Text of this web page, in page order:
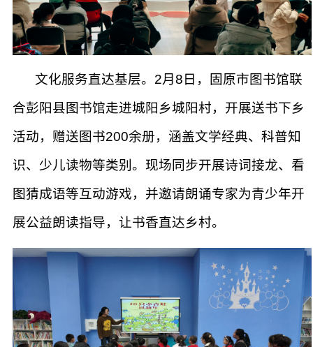
文化服务直达基层。2月8日，固原市图书馆联
合彭阳县图书馆走进城阳乡城阳村，开展送书下乡
活动，赠送图书200余册，涵盖文学经典、科普知
识、少儿读物等类别。现场同步开展诗词接龙、看
图猜成语等互动游戏，并邀请朗诵专家为青少年开
展公益朗读指导，让书香直达乡村。